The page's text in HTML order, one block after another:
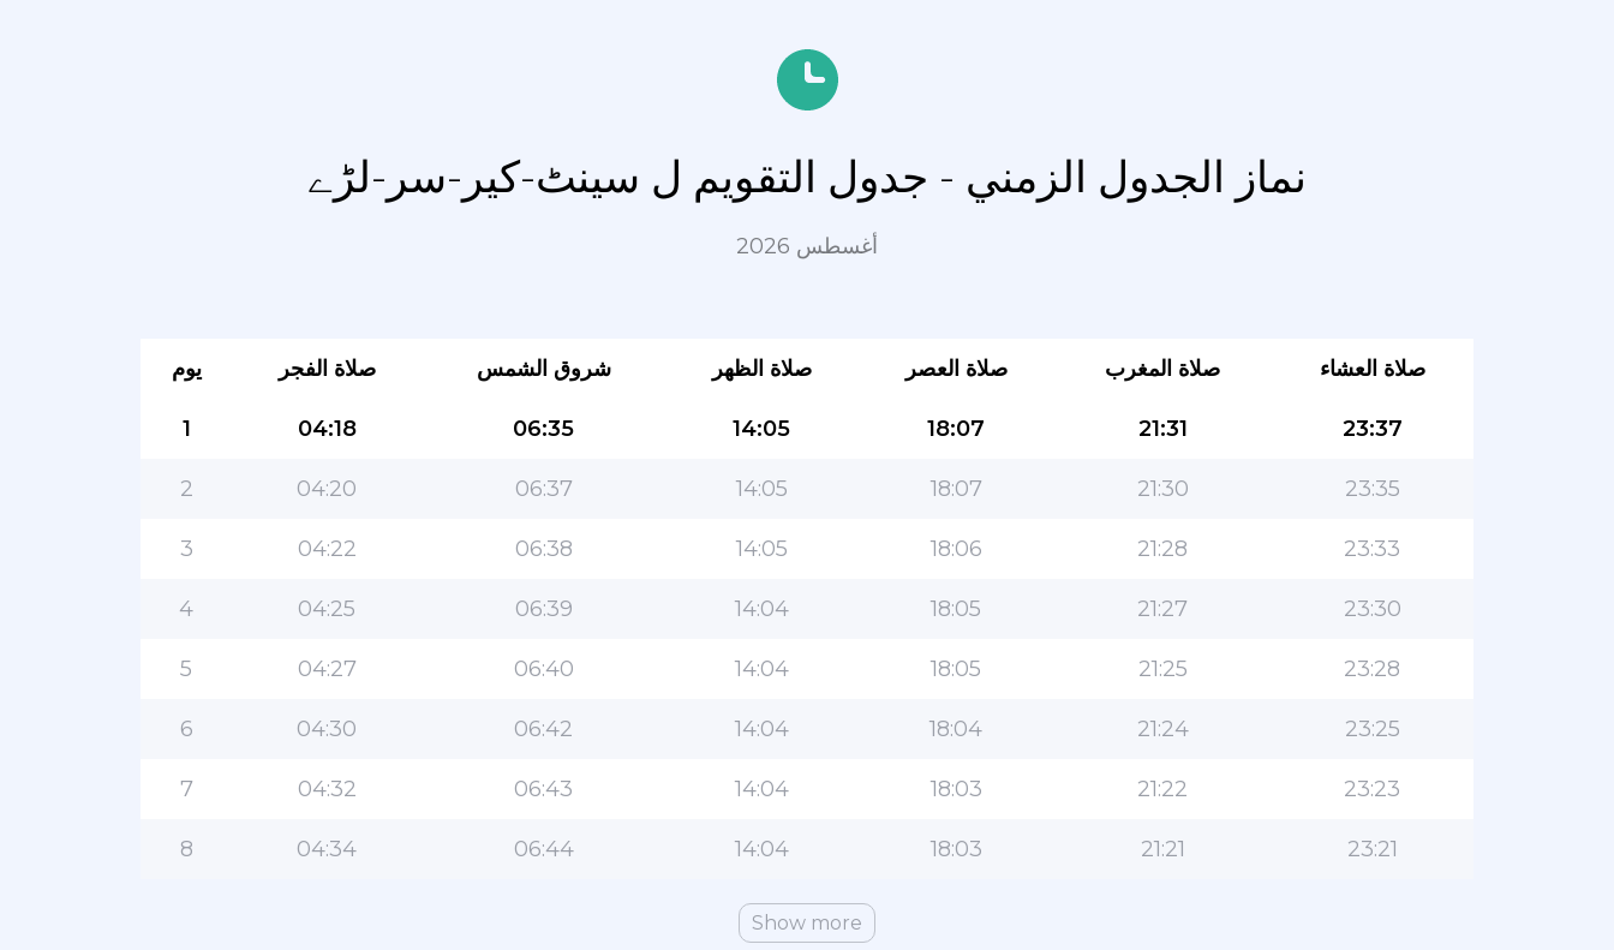
نماز الجدول الزمني - جدول التقويم ل سینٹ-کیر-سر-لڑے
أغسطس 2026
يوم صلاة الفجر شروق الشمس صلاة الظهر صلاة العصر صلاة المغرب صلاة العشاء
1 04:18 06:35 14:05 18:07 21:31 23:37
2 04:20 06:37 14:05 18:07 21:30 23:35
3 04:22 06:38 14:05 18:06 21:28 23:33
4 04:25 06:39 14:04 18:05 21:27 23:30
5 04:27 06:40 14:04 18:05 21:25 23:28
6 04:30 06:42 14:04 18:04 21:24 23:25
7 04:32 06:43 14:04 18:03 21:22 23:23
8 04:34 06:44 14:04 18:03 21:21 23:21
Show more
التطبيق الأكثر شعبية للمسلمين!
التطبيق الإسلامي الشهير لنمط الحياة ، مع ميزات سهلة